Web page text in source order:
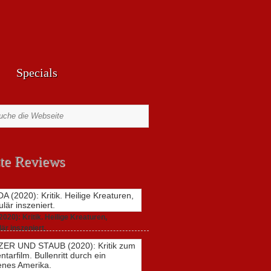
Specials
Reviews
Kritik. Heilige Kreaturen,
inszeniert.
GUNDA
(2020):
Kritik.